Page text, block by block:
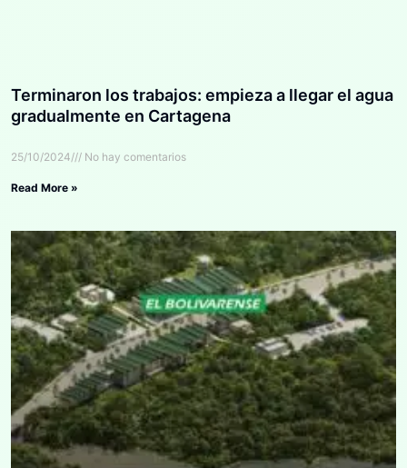
Terminaron los trabajos: empieza a llegar el agua
gradualmente en Cartagena
25/10/2024 No hay comentarios
Read More »